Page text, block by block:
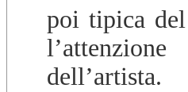
poi tipica del
dell’artista.